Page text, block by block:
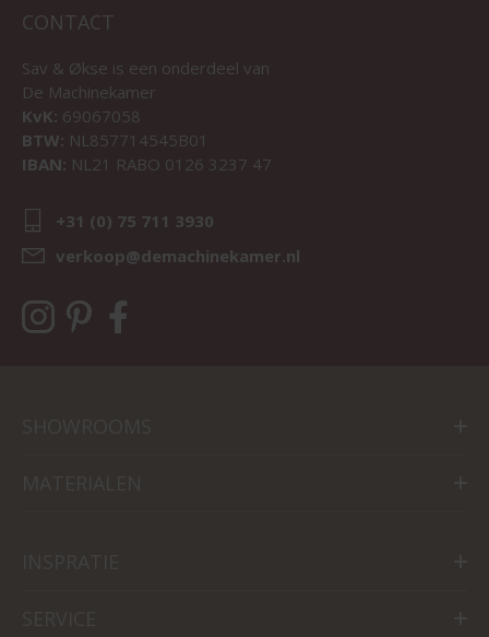
CONTACT
Sav & Økse is een onderdeel van
De Machinekamer
KvK: 69067058
BTW: NL857714545B01
IBAN: NL21 RABO 0126 3237 47
+31 (0) 75 711 3930
verkoop@demachinekamer.nl